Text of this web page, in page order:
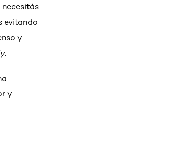
evitando
y
.
y